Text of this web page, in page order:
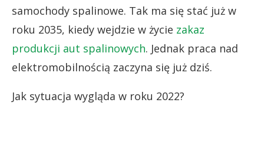
samochody spalinowe. Tak ma się stać już w
roku 2035, kiedy wejdzie w życie zakaz
produkcji aut spalinowych. Jednak praca nad
elektromobilnością zaczyna się już dziś.
Jak sytuacja wygląda w roku 2022?